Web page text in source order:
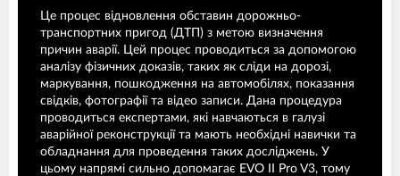
Це процес відновлення обставин дорожньо-
транспортних пригод (ДТП) з метою визначення
причин аварії. Цей процес проводиться за допомогою
аналізу фізичних доказів, таких як сліди на дорозі,
маркування, пошкодження на автомобілях, показання
свідків, фотографії та відео записи. Дана процедура
проводиться експертами, які навчаються в галузі
аварійної реконструкції та мають необхідні навички та
обладнання для проведення таких досліджень. У
цьому напрямі сильно допомагає EVO II Pro V3, тому